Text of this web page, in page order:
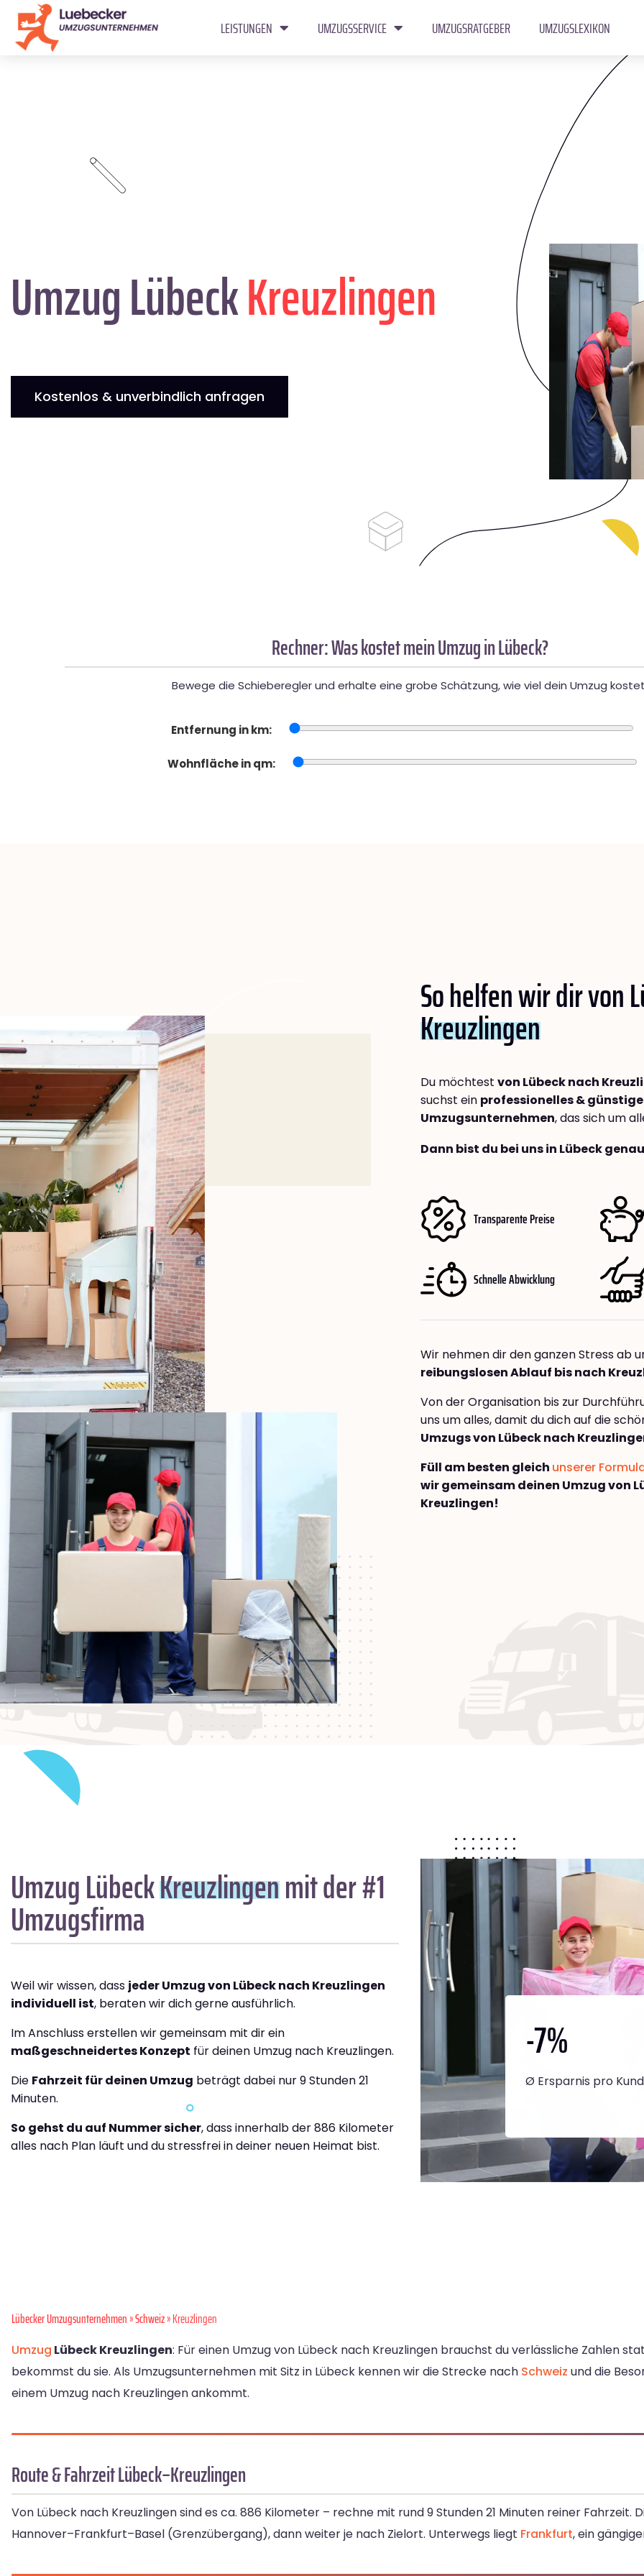
LEISTUNGEN UMZUGSSERVICE UMZUGSRATGEBER UMZUGSLEXIKON
Umzug LübeckKreuzlingen
Kostenlos & unverbindlich anfragen
Rechner: Was kostet mein Umzug in Lübeck?
Bewege die Schieberegler und erhalte eine grobe Schätzung, wie viel dein Umzug
Entfernung in km:
Wohnfläche in qm:
So helfen wir dir von
Kreuzlingen
Du möchtest von Lübeck nach
suchst ein professionelles &
Umzugsunternehmen, das sich um
Dann bist du bei uns in Lübeck
Transparente Preise
Schnelle Abwicklung
Wir nehmen dir den ganzen Stress ab
reibungslosen Ablauf bis nach
Von der Organisation bis zur
uns um alles, damit du dich auf die
Umzugs von Lübeck nach
Füll am besten gleich unserer
wir gemeinsam deinen Umzug von
Kreuzlingen!
Umzug LübeckKreuzlingenmit der #1
Umzugsfirma
Weil wir wissen, dass jeder Umzug von Lübeck nach Kreuzlingen
individuell ist, beraten wir dich gerne ausführlich.
Im Anschluss erstellen wir gemeinsam mit dir ein
maßgeschneidertes Konzept für deinen Umzug nach Kreuzlingen.
Die Fahrzeit für deinen Umzug beträgt dabei nur 9 Stunden 21
Minuten.
So gehst du auf Nummer sicher, dass innerhalb der 886 Kilometer
alles nach Plan läuft und du stressfrei in deiner neuen Heimat bist.
-7%
Ø Ersparnis pro
Lübecker Umzugsunternehmen»Schweiz» Kreuzlingen
Umzug Lübeck Kreuzlingen: Für einen Umzug von Lübeck nach Kreuzlingen brauchst du verlässliche Zahlen
bekommst du sie. Als Umzugsunternehmen mit Sitz in Lübeck kennen wir die Strecke nach Schweiz und die
einem Umzug nach Kreuzlingen ankommt.
Route & Fahrzeit Lübeck–Kreuzlingen
Von Lübeck nach Kreuzlingen sind es ca. 886 Kilometer – rechne mit rund 9 Stunden 21 Minuten reiner Fahrzeit.
Hannover–Frankfurt–Basel (Grenzübergang), dann weiter je nach Zielort. Unterwegs liegt Frankfurt, ein